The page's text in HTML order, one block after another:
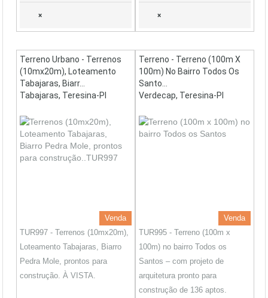
× ×
Terreno Urbano - Terrenos
(10mx20m), Loteamento
Tabajaras, Biarr...
Tabajaras, Teresina-PI
Venda
TUR997 - Terrenos (10mx20m),
Loteamento Tabajaras, Biarro
Pedra Mole, prontos para
construção. À VISTA.
Terreno - Terreno (100m X
100m) No Bairro Todos Os
Santo...
Verdecap, Teresina-PI
Venda
TUR995 - Terreno (100m x
100m) no bairro Todos os
Santos – com projeto de
arquitetura pronto para
construção de 136 aptos.